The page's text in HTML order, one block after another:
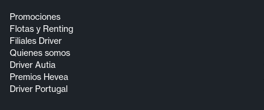
Promociones
Flotas y Renting
Filiales Driver
Quienes somos
Driver Autia
Premios Hevea
Driver Portugal